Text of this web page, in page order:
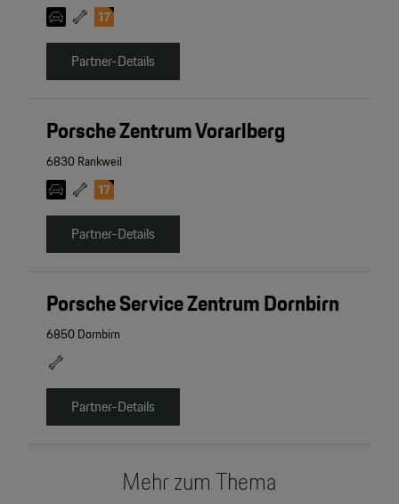
Partner-Details
Porsche Zentrum Vorarlberg
6830 Rankweil
Partner-Details
Porsche Service Zentrum Dornbirn
6850 Dornbirn
Partner-Details
Mehr zum Thema